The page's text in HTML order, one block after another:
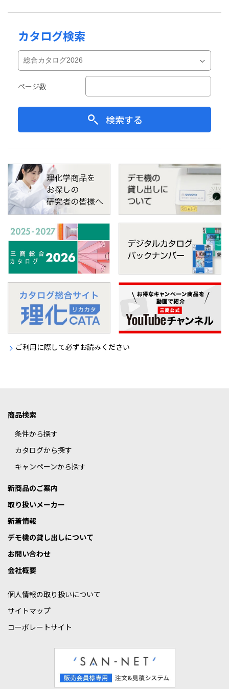
カタログ検索
ページ数
検索する
ご利用に際して必ずお読みください
商品検索
条件から探す
カタログから探す
キャンペーンから探す
新商品のご案内
取り扱いメーカー
新着情報
デモ機の貸し出しについて
お問い合わせ
会社概要
個人情報の取り扱いについて
サイトマップ
コーポレートサイト